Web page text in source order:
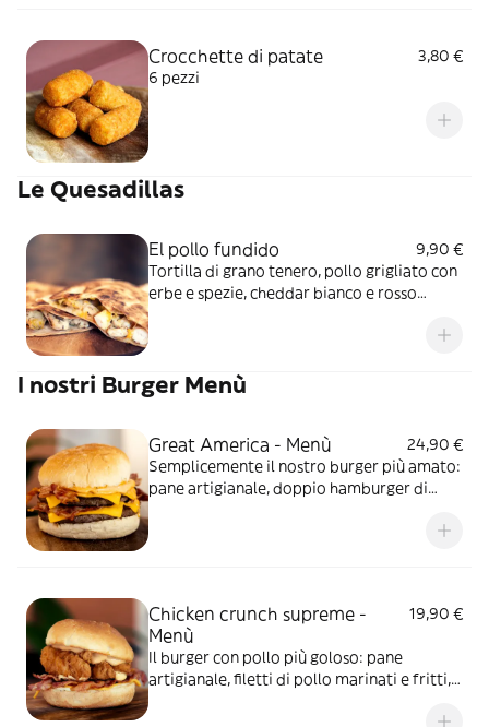
Crocchette di patate
3,80 €
6 pezzi
Le Quesadillas
El pollo fundido
9,90 €
Tortilla di grano tenero, pollo grigliato con
erbe e spezie, cheddar bianco e rosso
I nostri Burger Menù
Great America - Menù
24,90 €
Semplicemente il nostro burger più amato:
pane artigianale, doppio hamburger di
Chicken crunch supreme -
Menù
19,90 €
Il burger con pollo più goloso: pane
artigianale, filetti di pollo marinati e fritti,